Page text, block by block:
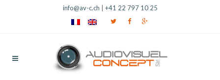
info@av-c.ch +41 22 797 10 25